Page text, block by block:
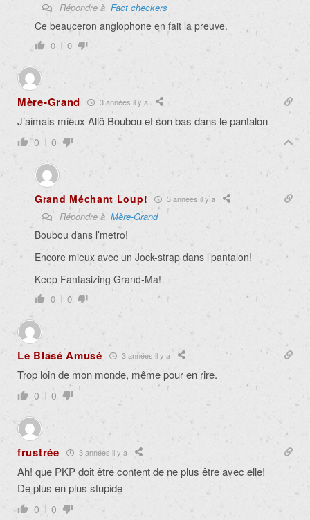
Répondre à Fact checkers
Ce beauceron anglophone en fait la preuve.
0 0
Mère-Grand 3 années il y a
J’aimais mieux Allô Boubouet son bas dans le pantalon
0 0
Grand Méchant Loup! 3 années il y a
Répondre à Mère-Grand
Boubou dans l’metro!
Encore mieux avec un Jock-strap dans l’pantalon!
Keep Fantasizing Grand-Ma!
0 0
Le Blasé Amusé 3 années il y a
Trop loin de mon monde, même pour en rire.
0 0
frustrée 3 années il y a
Ah! que PKP doit être content de ne plus être avec elle!
De plus en plus stupide
0 0